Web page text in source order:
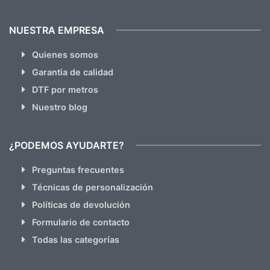
NUESTRA EMPRESA
Quienes somos
Garantia de calidad
DTF por metros
Nuestro blog
¿PODEMOS AYUDARTE?
Preguntas frecuentes
Técnicas de personalización
Políticas de devolución
Formulario de contacto
Todas las categorías